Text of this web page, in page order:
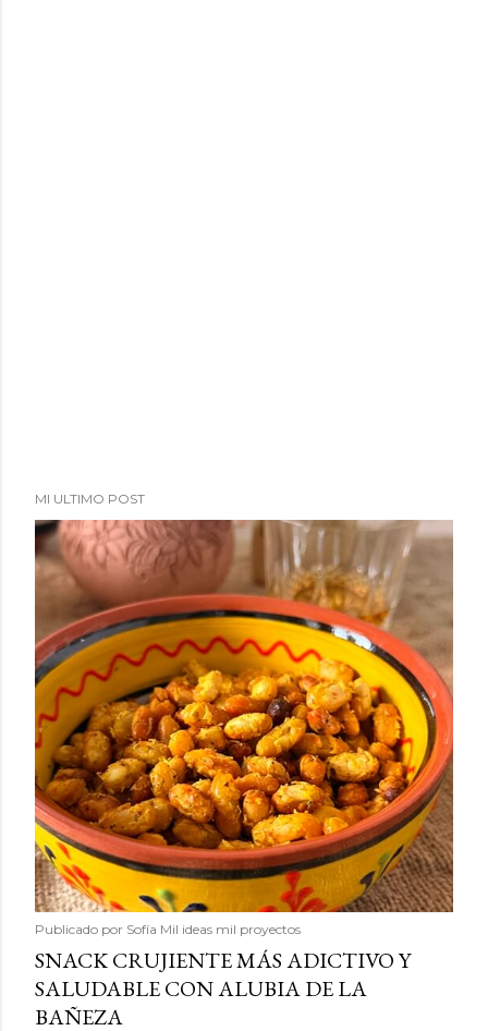
MI ULTIMO POST
Publicado por Sofía Mil ideas mil proyectos
SNACK CRUJIENTE MÁS ADICTIVO Y
SALUDABLE CON ALUBIA DE LA
BAÑEZA